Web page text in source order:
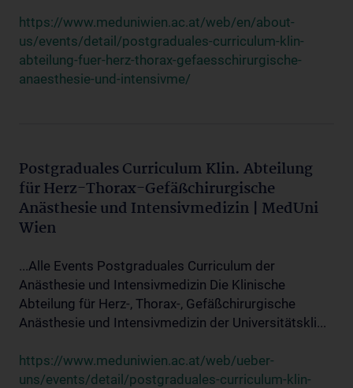
https://www.meduniwien.ac.at/web/en/about-
us/events/detail/postgraduales-curriculum-klin-
abteilung-fuer-herz-thorax-gefaesschirurgische-
anaesthesie-und-intensivme/
Postgraduales Curriculum Klin. Abteilung
für Herz-Thorax-Gefäßchirurgische
Anästhesie und Intensivmedizin | MedUni
Wien
...Alle Events Postgraduales Curriculum der
Anästhesie und Intensivmedizin Die Klinische
Abteilung für Herz-, Thorax-, Gefäßchirurgische
Anästhesie und Intensivmedizin der Universitätskli...
https://www.meduniwien.ac.at/web/ueber-
uns/events/detail/postgraduales-curriculum-klin-